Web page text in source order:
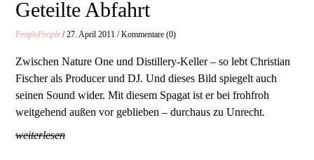
Geteilte Abfahrt
PeoplePeople / 27. April 2011 / Kommentare (0)
Zwischen Nature One und Distillery-Keller – so lebt Christian
Fischer als Producer und DJ. Und dieses Bild spiegelt auch
seinen Sound wider. Mit diesem Spagat ist er bei frohfroh
weitgehend außen vor geblieben – durchaus zu Unrecht.
weiterlesen